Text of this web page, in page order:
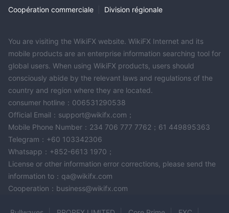
Coopération commerciale Division régionale
You are visiting the WikiFX website. WikiFX Internet and its
mobile products are an enterprise information searching tool for
global users. When using WikiFX products, users should
consciously abide by the relevant laws and regulations of the
country and region where they are located.
consumer hotline：006531290538
Official Email：support@wikifx.com；
Mobile Phone Number：234 706 777 7762；61 449895363
Telegram：+60 103342306
Whatsapp：+852-6613 1970；
License or other information error corrections, please send the
information to：qa@wikifx.com
Cooperation：business@wikifx.com